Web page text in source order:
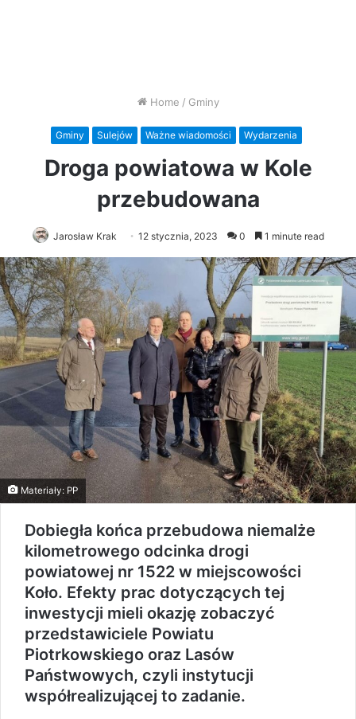
Home / Gminy
Gminy Sulejów Ważne wiadomości Wydarzenia
Droga powiatowa w Kole
przebudowana
Jarosław Krak 12 stycznia, 2023 0 1 minute read
Materiały: PP
Dobiegła końca przebudowa niemalże
kilometrowego odcinka drogi
powiatowej nr 1522 w miejscowości
Koło. Efekty prac dotyczących tej
inwestycji mieli okazję zobaczyć
przedstawiciele Powiatu
Piotrkowskiego oraz Lasów
Państwowych, czyli instytucji
współrealizującej to zadanie.